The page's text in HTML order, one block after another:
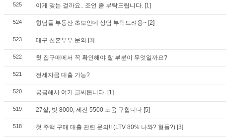
525 이게 맞는 걸까요.. 조언 좀 부탁드립니다. [1]
524 형님들 부동산 초보인데 상담 부탁드려용~ [2]
523 대구 신혼부부 문의 [3]
522 첫 집구매에서 꼭 확인해야 할 부분이 무엇일까요?
521 전세자금 대출 가능?
520 궁금해서 여기 글써봅니다. [1]
519 27살, 빚 8000, 세전 5500 도움 구합니다 [5]
518 첫 주택 구매 대출 관련 문의!! (LTV 80% 나와? 형들?) [3]